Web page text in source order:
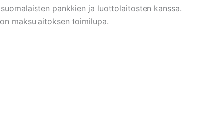
pankkien ja luottolaitosten kanssa.
maksulaitoksen toimilupa.